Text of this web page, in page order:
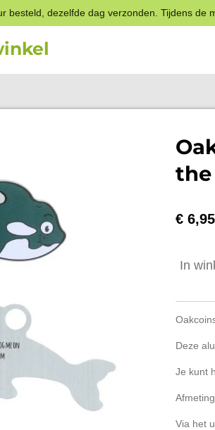
besteld, dezelfde dag verzonden. Tijdens de
€ 6,95
In
Deze
Je kunt
Via het